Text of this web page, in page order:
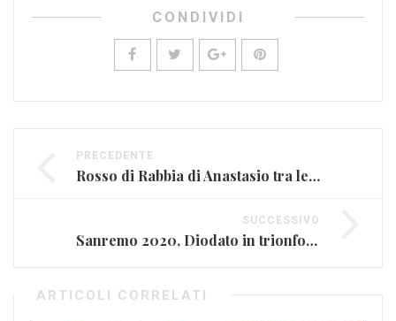
CONDIVIDI
PRECEDENTE
Rosso di Rabbia di Anastasio tra le canzoni favorite a Sanremo
SUCCESSIVO
Sanremo 2020, Diodato in trionfo. La classifica finale
ARTICOLI CORRELATI